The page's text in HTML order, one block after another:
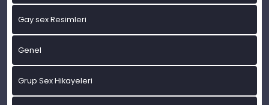
Gay sex Resimleri
Genel
Grup Sex Hikayeleri